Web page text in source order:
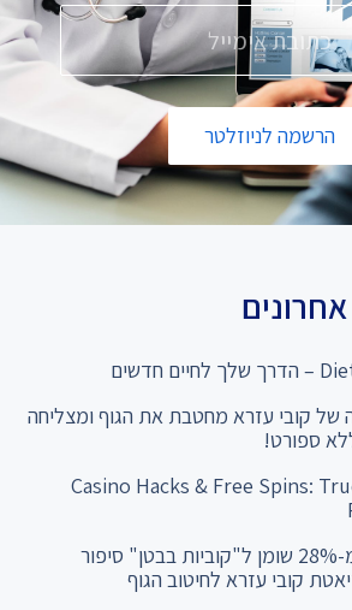
הרשמה לניוזלטר
של קובי עזרא מחטבת את הגוף ומצליחה
ספורט!
Casino Hacks & Free Spins:
המהפך שלא תאמינו: מ-28% שומן ל"קוביות בבטן" סיפור
קובי עזרא לחיטוב הגוף